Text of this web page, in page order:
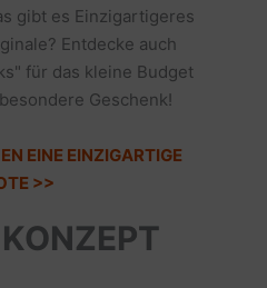
gibt es Einzigartigeres
Entdecke auch
für das kleine Budget
Geschenk!
EINE EINZIGARTIGE
>>